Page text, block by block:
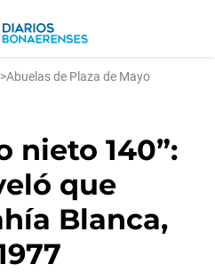
>Abuelas de Plaza de Mayo
nieto 140”:
que
Blanca,